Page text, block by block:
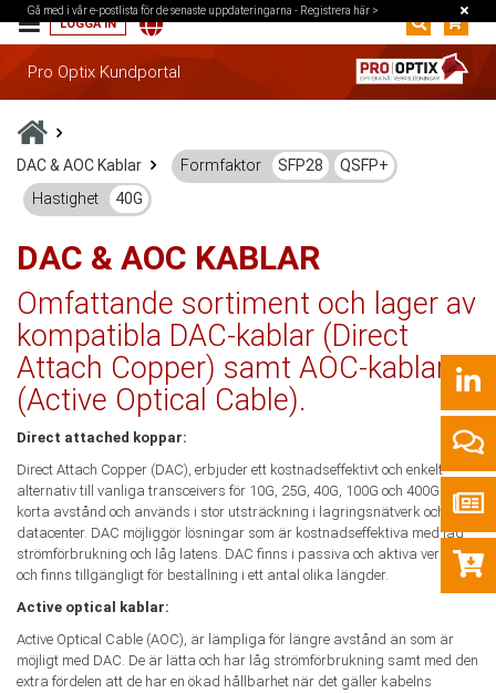
Gå med i vår e-postlista för de senaste uppdateringarna - Registrera här >
LOGGA IN
Pro Optix Kundportal
DAC & AOC Kablar Formfaktor SFP28
QSFP+
Hastighet
40G
DAC & AOC KABLAR
Omfattande sortiment och lager av
kompatibla DAC-kablar (Direct
Attach Copper) samt AOC-kablar
(Active Optical Cable).
Direct attached koppar:
Direct Attach Copper (DAC), erbjuder ett kostnadseffektivt och enkelt
alternativ till vanliga transceivers för 10G, 25G, 40G, 100G och 400G på
korta avstånd och används i stor utsträckning i lagringsnätverk och
datacenter. DAC möjliggör lösningar som är kostnadseffektiva med låg
strömförbrukning och låg latens. DAC finns i passiva och aktiva versioner
och finns tillgängligt för beställning i ett antal olika längder.
Active optical kablar:
Active Optical Cable (AOC), är lämpliga för längre avstånd än som är
möjligt med DAC. De är lätta och har låg strömförbrukning samt med den
extra fördelen att de har en ökad hållbarhet när det gäller kabelns